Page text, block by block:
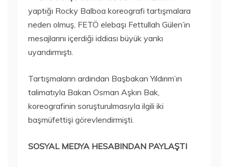
yaptığı Rocky Balboa koreografi tartışmalara
neden olmuş, FETÖ elebaşı Fettullah Gülen’in
mesajlarını içerdiği iddiası büyük yankı
uyandırmıştı.
Tartışmaların ardından Başbakan Yıldırım’ın
talimatıyla Bakan Osman Aşkın Bak,
koreografinin soruşturulmasıyla ilgili iki
başmüfettişi görevlendirmişti.
SOSYAL MEDYA HESABINDAN PAYLAŞTI